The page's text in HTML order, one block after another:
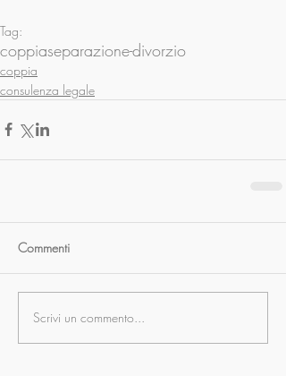
Tag:
coppiaseparazione-divorzio
coppia
consulenza legale
Commenti
Scrivi un commento...